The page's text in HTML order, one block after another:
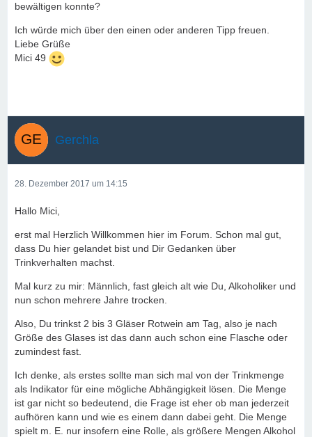
bewältigen konnte?
Ich würde mich über den einen oder anderen Tipp freuen.
Liebe Grüße
Mici 49
Gerchla
28. Dezember 2017 um 14:15
Hallo Mici,
erst mal Herzlich Willkommen hier im Forum. Schon mal gut,
dass Du hier gelandet bist und Dir Gedanken über
Trinkverhalten machst.
Mal kurz zu mir: Männlich, fast gleich alt wie Du, Alkoholiker und
nun schon mehrere Jahre trocken.
Also, Du trinkst 2 bis 3 Gläser Rotwein am Tag, also je nach
Größe des Glases ist das dann auch schon eine Flasche oder
zumindest fast.
Ich denke, als erstes sollte man sich mal von der Trinkmenge
als Indikator für eine mögliche Abhängigkeit lösen. Die Menge
ist gar nicht so bedeutend, die Frage ist eher ob man jederzeit
aufhören kann und wie es einem dann dabei geht. Die Menge
spielt m. E. nur insofern eine Rolle, als größere Mengen Alkohol